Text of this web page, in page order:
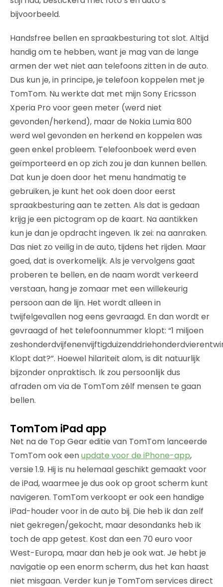
bijvoorbeeld.
Handsfree bellen en spraakbesturing tot slot. Altijd
handig om te hebben, want je mag van de lange
armen der wet niet aan telefoons zitten in de auto.
Dus kun je, in principe, je telefoon koppelen met je
TomTom. Nu werkte dat met mijn Sony Ericsson
Xperia Pro voor geen meter (werd niet
gevonden/herkend), maar de Nokia Lumia 800
werd wel gevonden en herkend en koppelen was
geen enkel probleem. Telefoonboek werd even
geïmporteerd en op zich zou je dan kunnen bellen.
Dat kun je doen door het menu handmatig te
gebruiken, je kunt het ook doen door eerst
spraakbesturing aan te zetten. Als dat is gedaan
krijg je een pictogram op de kaart. Na aantikken
kun je dan je opdracht ingeven. Ik zei: na aanraken.
Das niet zo veilig in de auto, tijdens het rijden. Maar
goed, dat is overkomelijk. Als je vervolgens gaat
proberen te bellen, en de naam wordt verkeerd
verstaan, hang je zomaar met een willekeurig
persoon aan de lijn. Het wordt alleen in
twijfelgevallen nog eens gevraagd. En dan wordt er
gevraagd of het telefoonnummer klopt: “1 miljoen
Klopt dat?”. Hoewel hilariteit alom, is dit natuurlijk
bijzonder onpraktisch. Ik zou persoonlijk dus
afraden om via de TomTom zélf mensen te gaan
bellen.
TomTom iPad app
Net na de Top Gear editie van TomTom lanceerde
TomTom ook eenupdate voor de iPhone-app,
versie 1.9. Hij is nu helemaal geschikt gemaakt voor
de iPad, waarmee je dus ook op groot scherm kunt
navigeren. TomTom verkoopt er ook een handige
iPad-houder voor in de auto bij. Die heb ik dan zelf
niet gekregen/gekocht, maar desondanks heb ik
toch de app getest. Kost dan een 70 euro voor
West-Europa, maar dan heb je ook wat. Je hebt je
navigatie op een enorm scherm, dus het kan haast
niet misgaan. Verder kun je TomTom services direct